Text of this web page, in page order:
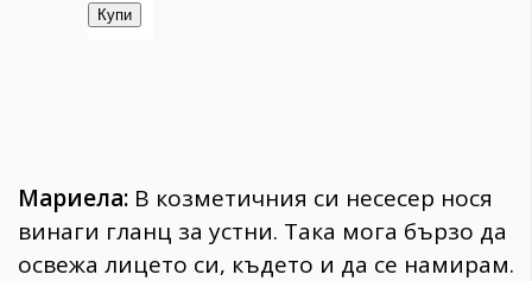
Мариела: В козметичния си несесер нося
винаги гланц за устни. Така мога бързо да
освежа лицето си, където и да се намирам.